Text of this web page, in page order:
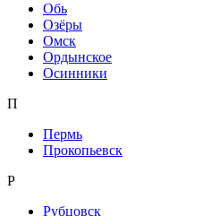
Обь
Озёры
Омск
Ордынское
Осинники
П
Пермь
Прокопьевск
Р
Рубцовск